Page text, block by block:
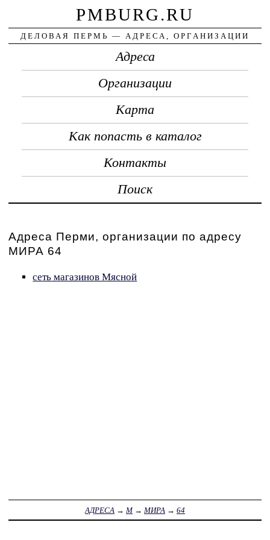
PMBURG.RU
ДЕЛОВАЯ ПЕРМЬ — АДРЕСА, ОРГАНИЗАЦИИ
Адреса
Организации
Карта
Как попасть в каталог
Контакты
Поиск
Адреса Перми, организации по адресу
МИРА 64
сеть магазинов Мясной
АДРЕСА → М→ МИРА → 64